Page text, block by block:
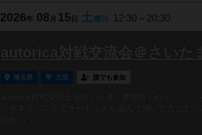
2026年 08 月 15 土 曜日 12:30～20:30
autorica対戦交流会＠さいたま
埼玉県 大宮 誰でも参加